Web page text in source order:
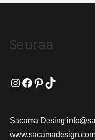
Seuraa
Instagram
Facebook
Pinterest
TikTok
Sacama Desing
www.sacamadesign.com